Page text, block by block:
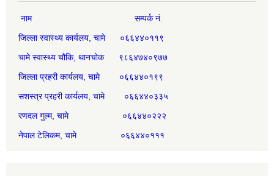
नाम सम्पर्क नं.
जिल्ला स्वास्थ्य कार्यलय, चामे ०६६४४०११९
चामे स्वास्थ्य चौकि, थानचोक ९८६४७४०९७७
जिल्ला प्रहरी कार्यलय, चामे ०६६४४०१९९
सशस्त्र प्रहरी कार्यलय, चामे ०६६४४०३३५
रणदल गुल्म, चामे ०६६४४०२२२
नेपाल टेलिकम, चामे ०६६४४०१११